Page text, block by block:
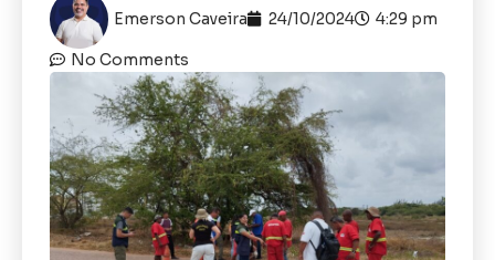
Emerson Caveira 24/10/2024 4:29 pm
No Comments